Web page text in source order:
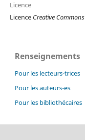
Licence
Licence Creative Commons
Renseignements
Pour les lecteurs-trices
Pour les auteurs-es
Pour les bibliothécaires